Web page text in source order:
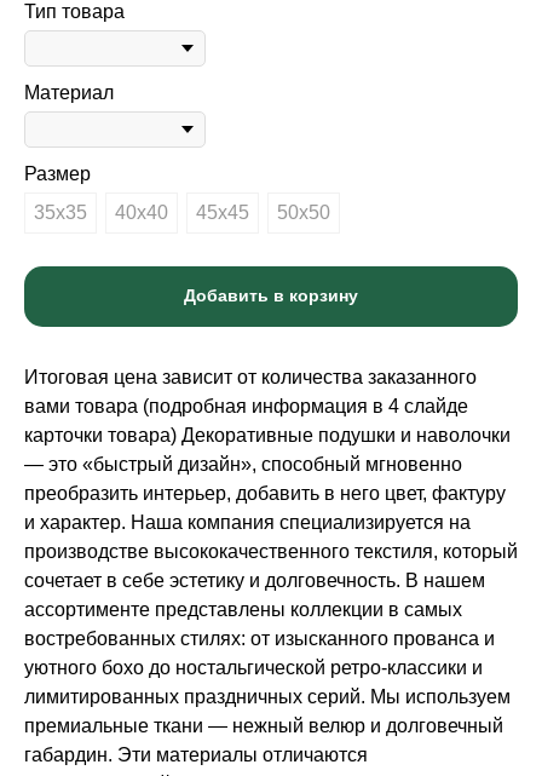
Тип товара
Материал
Размер
35х35
40х40 45х45 50х50
Добавить в корзину
Итоговая цена зависит от количества заказанного
вами товара (подробная информация в 4 слайде
карточки товара) Декоративные подушки и наволочки
— это «быстрый дизайн», способный мгновенно
преобразить интерьер, добавить в него цвет, фактуру
и характер. Наша компания специализируется на
производстве высококачественного текстиля, который
сочетает в себе эстетику и долговечность. В нашем
ассортименте представлены коллекции в самых
востребованных стилях: от изысканного прованса и
уютного бохо до ностальгической ретро-классики и
лимитированных праздничных серий. Мы используем
премиальные ткани — нежный велюр и долговечный
габардин. Эти материалы отличаются